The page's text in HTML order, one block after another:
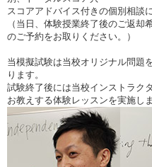
スコアアドバイス付きの個別相談
（当日、体験授業終了後のご返
のご予約をお取りください。）
当模擬試験は当校オリジナル問題
ります。
試験終了後には当校インストラク
お教えする体験レッスンを実施しま